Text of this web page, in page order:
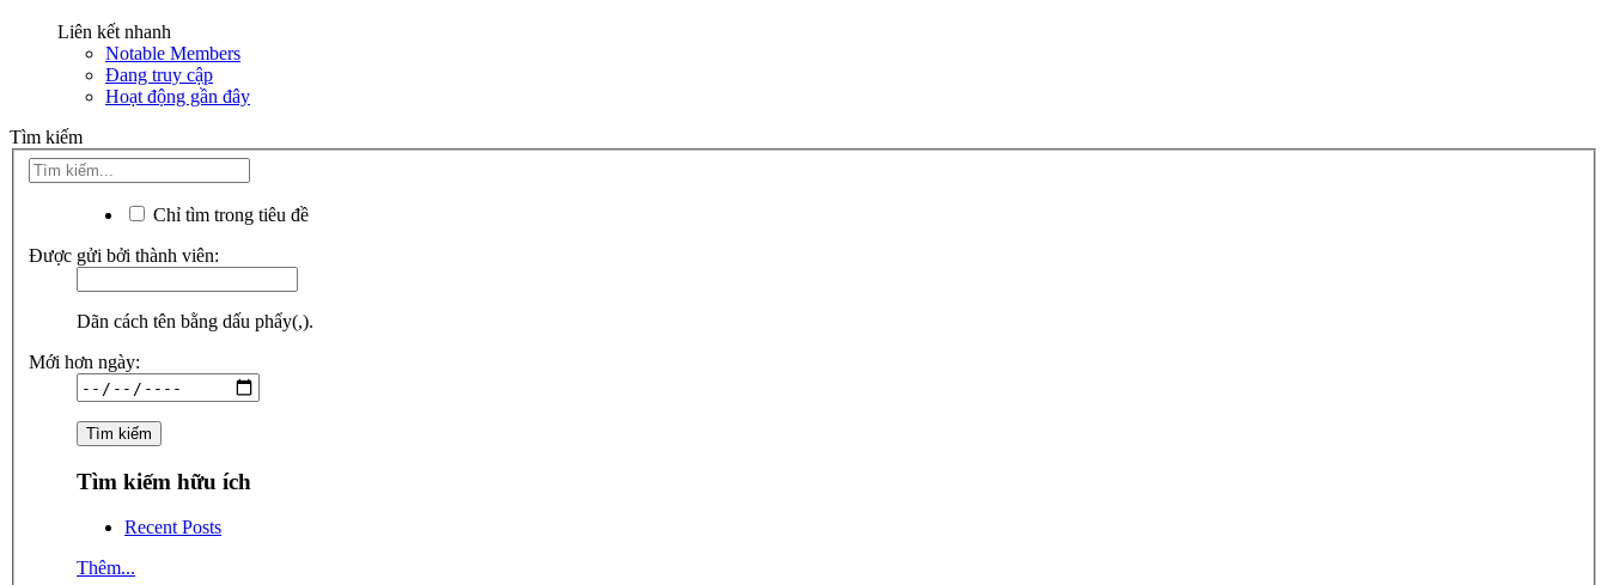
Liên kết nhanh
Notable Members
Đang truy cập
Hoạt động gần đây
Tìm kiếm
Chỉ tìm trong tiêu đề
Được gửi bởi thành viên:
Dãn cách tên bằng dấu phẩy(,).
Mới hơn ngày:
Tìm kiếm hữu ích
Recent Posts
Thêm...